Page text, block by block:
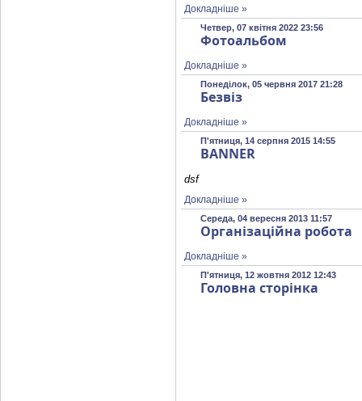
Докладніше »
Четвер, 07 квітня 2022 23:56
Фотоальбом
Докладніше »
Понеділок, 05 червня 2017 21:28
Безвіз
Докладніше »
П'ятниця, 14 серпня 2015 14:55
BANNER
dsf
Докладніше »
Середа, 04 вересня 2013 11:57
Організаційна робота
Докладніше »
П'ятниця, 12 жовтня 2012 12:43
Головна сторінка